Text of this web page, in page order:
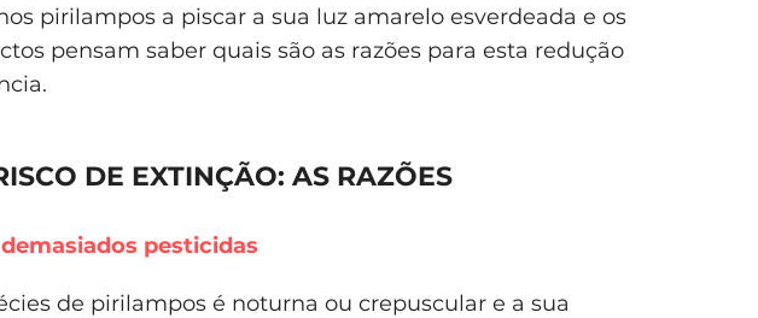
pirilampos a piscar a sua luz amarelo esverdeada e os
pensam saber quais são as razões para esta redução
DE EXTINÇÃO: AS RAZÕES
pesticidas
de pirilampos é noturna ou crepuscular e a sua